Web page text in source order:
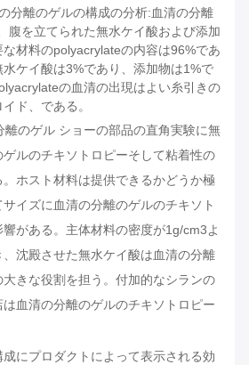
分離のゲルの構成の分析:血清の分離
腹を立てられた無水ケイ酸および添加
材料のpolyacrylateの内容は96%であ
ケイ酸は3%であり、添加物は1%で
の血清の出現はよい糸引きの
ド、である。
離のゲル ショーの部品の直角実験に無
ルのチキソトロピーそして粘着性の
ホスト材料は提供できるかどうか極
イズに血清の分離のゲルのチキソト
がある。主体材料の密度が1g/cm3よ
、沈殿させた無水ケイ酸は血清の分離
きな役割を担う。付加的なシランの
血清の分離のゲルのチキソトロピー
にプロダクトによって表示される効